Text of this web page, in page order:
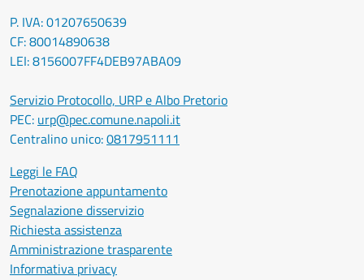
P. IVA: 01207650639
CF: 80014890638
LEI: 8156007FF4DEB97ABA09
Servizio Protocollo, URP e Albo Pretorio
PEC: urp@pec.comune.napoli.it
Centralino unico:0817951111
Leggi le FAQ
Prenotazione appuntamento
Segnalazione disservizio
Richiesta assistenza
Amministrazione trasparente
Informativa privacy